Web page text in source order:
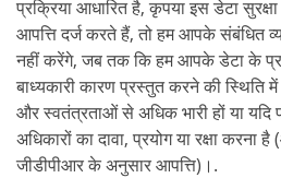
प्रक्रिया आधारित है, कृपया इस डेटा
आपत्ति दर्ज करते हैं, तो हम आपके संबंधित
नहीं करेंगे, जब तक कि हम आपके डेटा के
बाध्यकारी कारण प्रस्तुत करने की स्थिति
और स्वतंत्रताओं से अधिक भारी हों या यदि
अधिकारों का दावा, प्रयोग या रक्षा करना
जीडीपीआर के अनुसार आपत्ति)।.